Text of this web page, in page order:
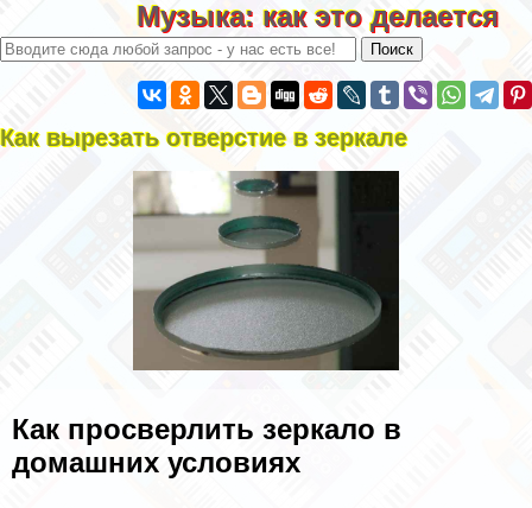
Музыка: как это делается
Как вырезать отверстие в зеркале
Как просверлить зеркало в
домашних условиях